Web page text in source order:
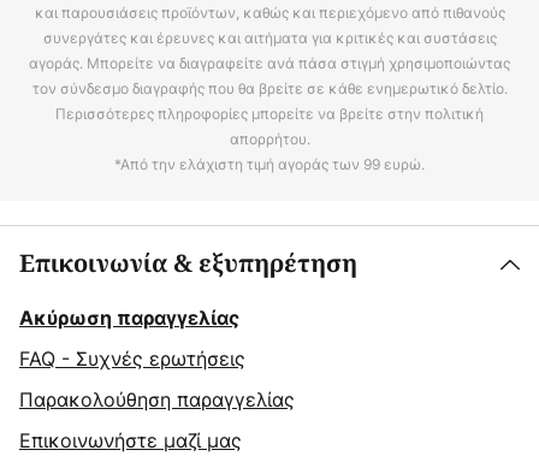
και παρουσιάσεις προϊόντων, καθώς και περιεχόμενο από πιθανούς
συνεργάτες και έρευνες και αιτήματα για κριτικές και συστάσεις
αγοράς. Μπορείτε να διαγραφείτε ανά πάσα στιγμή χρησιμοποιώντας
τον σύνδεσμο διαγραφής που θα βρείτε σε κάθε ενημερωτικό δελτίο.
Περισσότερες πληροφορίες μπορείτε να βρείτε στην πολιτική
απορρήτου.
*Από την ελάχιστη τιμή αγοράς των 99 ευρώ.
Επικοινωνία & εξυπηρέτηση
Ακύρωση παραγγελίας
FAQ - Συχνές ερωτήσεις
Παρακολούθηση παραγγελίας
Επικοινωνήστε μαζί μας